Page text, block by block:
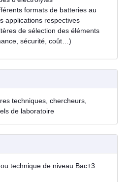
formats de batteries au
applications respectives
de sélection des éléments
sécurité, coût…)
techniques, chercheurs,
de laboratoire
technique de niveau Bac+3